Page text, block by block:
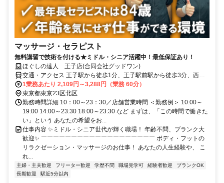
マッサージ・セラピスト
無料講習で技術を付ける★ミドル・シニア活躍中！最低保証あり！
ほぐしの達人 王子店(合同会社グッドワン)
交通・アクセス 王子駅から徒歩1分、王子駅前駅から徒歩3分、西ヶ
原駅から徒歩15分、栄町駅から徒歩11分
1業務あたり 2,109円～3,288円（業務 60分）
東京都東京23区北区
勤務時間詳細 10：00～23：30／店舗営業時間 ＜勤務例＞ 10:00～
19:00 14:00～23:30 18:00～23:30 など まずは、「この時間で働きた
い」という あなたの希望をお...
仕事内容 ✨ミドル・シニア世代が輝く職場！ 年齢不問、ブランク大
歓迎✨ ￣￣￣￣￣￣￣￣￣￣￣￣￣￣￣￣￣￣￣ ボディ・フットの
リラクゼーション・マッサージのお仕事！ あなたの人生経験や、 こ
れ...
主婦・主夫歓迎 フリーター歓迎 学歴不問 職場見学可 経験者歓迎
ブランクOK
長期歓迎
駅近5分以内